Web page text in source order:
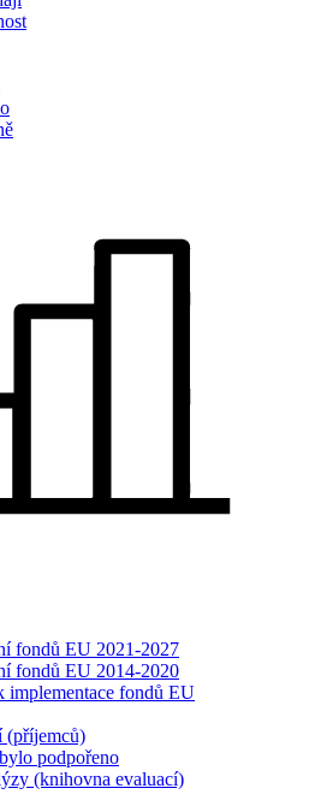
fondů EU 2021-2027
fondů EU 2014-2020
implementace fondů EU
(příjemců)
podpořeno
(knihovna evaluací)